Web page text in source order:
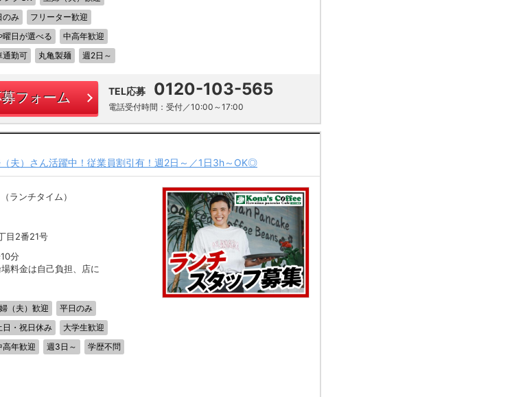
のみ
フリーター歓迎
曜日が選べる
中高年歓迎
通勤可 丸亀製麺 週2日～
フォーム TEL応募 0120-103-565
電話受付時間：受付／10:00～17:00
夫）さん活躍中！従業員割引有！週2日～／1日3h～OK◎
ランチタイム）
目2番21号
分
料金は自己負担、店に
（夫）歓迎
平日のみ
日・祝日休み
大学生歓迎
高年歓迎 週3日～
学歴不問